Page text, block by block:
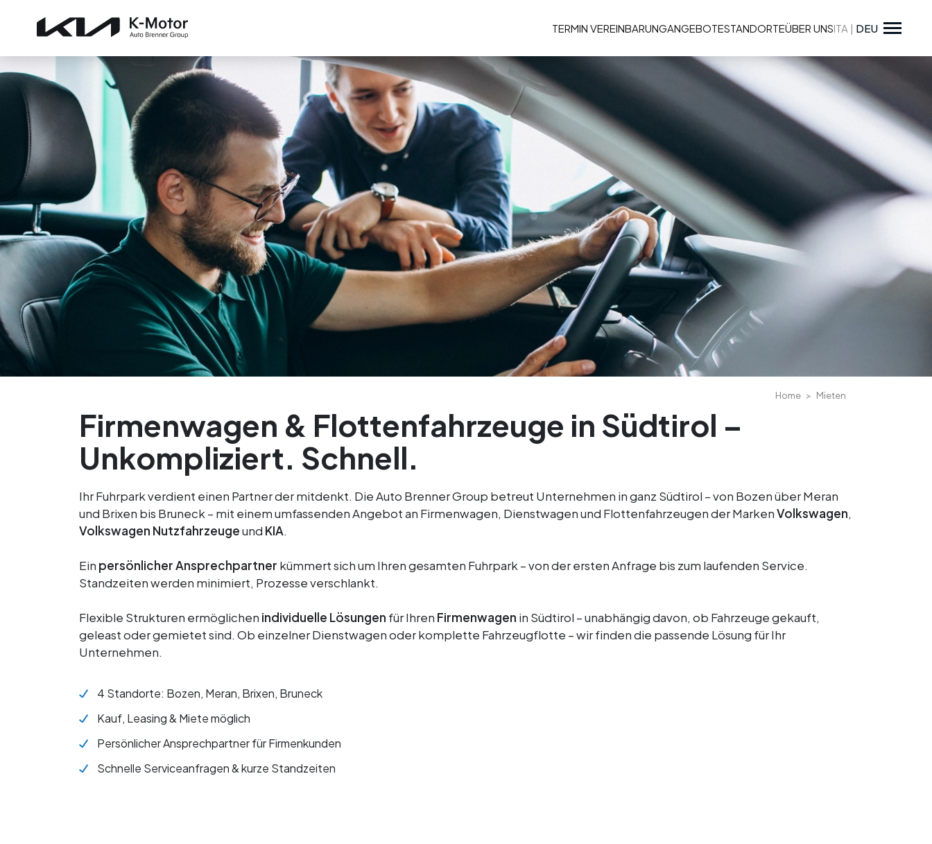
TERMIN VEREINBARUNGANGEBOTESTANDORTEÜBER UNSITA | DEU
Home Mieten
Firmenwagen & Flottenfahrzeuge in Südtirol –
Unkompliziert. Schnell.
Ihr Fuhrpark verdient einen Partner der mitdenkt. Die Auto Brenner Group betreut Unternehmen in ganz Südtirol – von Bozen über Meran
und Brixen bis Bruneck – mit einem umfassenden Angebot an Firmenwagen, Dienstwagen und Flottenfahrzeugen der MarkenVolkswagen,
Volkswagen Nutzfahrzeugeund KIA.
Ein persönlicher Ansprechpartner kümmert sich um Ihren gesamten Fuhrpark – von der ersten Anfrage bis zum laufenden Service.
Standzeiten werden minimiert, Prozesse verschlankt.
Flexible Strukturen ermöglichen individuelle Lösungen für Ihren Firmenwagen in Südtirol – unabhängig davon, ob Fahrzeuge gekauft,
geleast oder gemietet sind. Ob einzelner Dienstwagen oder komplette Fahrzeugflotte – wir finden die passende Lösung für Ihr
Unternehmen.
4 Standorte: Bozen, Meran, Brixen, Bruneck
Kauf, Leasing & Miete möglich
Persönlicher Ansprechpartner für Firmenkunden
Schnelle Serviceanfragen & kurze Standzeiten